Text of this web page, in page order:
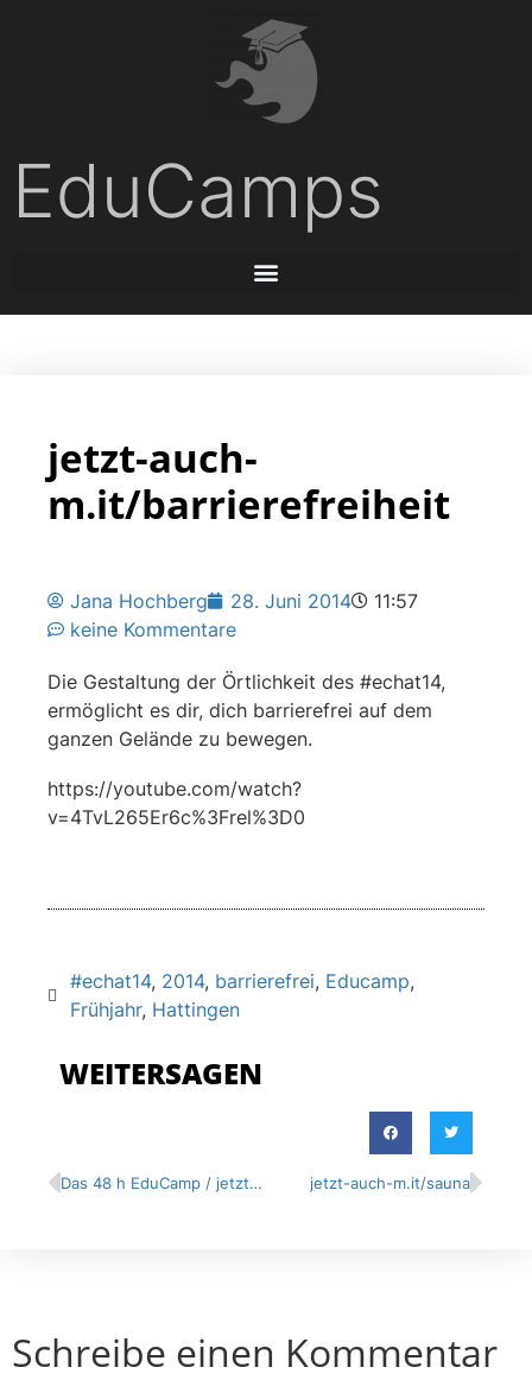
EduCamps
jetzt-auch-
m.it/barrierefreiheit
Jana Hochberg 28. Juni 2014
11:57
keine Kommentare
Die Gestaltung der Örtlichkeit des #echat14,
ermöglicht es dir, dich barrierefrei auf dem
ganzen Gelände zu bewegen.
https://youtube.com/watch?
v=4TvL265Er6c%3Frel%3D0
#echat14, 2014, barrierefrei, Educamp,
Frühjahr, Hattingen
WEITERSAGEN
Das 48 h EduCamp / jetzt-auch-m.it/kindern? jetzt-auch-m.it/sauna
Schreibe einen Kommentar